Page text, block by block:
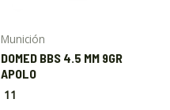
Munición
DOMED BBS 4.5 MM 9GR
APOLO
11